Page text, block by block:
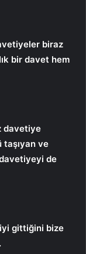
biraz
bir davet hem
davetiye
taşıyan ve
davetiyeyi de
gittiğini bize